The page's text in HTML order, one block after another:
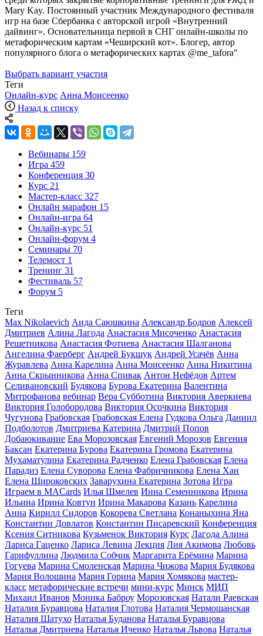
Mary Kay. Постоянный участник Международного фестиваля
игр на базе Сбербанка с авторской игрой «Внутренний
дайвинг». Основательница первой в СНГ онлайн-школы по
метафорическим картам «Чеширский кот». Блогер, автор
популярного блога о метафорических картах @me_tafora"
Выбрать вариант участия
Теги
Онлайн-курс Анна Моисеенко
Назад к списку
Вебинары 159
Игра 459
Конференция 30
Курс 21
Мастер-класс 327
Онлайн марафон 15
Онлайн-игра 64
Онлайн-курс 51
Онлайн-форум 4
Семинары 70
Телемост 1
Тренинг 31
Фестиваль 57
Форум 5
Теги
Max Nikolaevich Аида Саюшкина Александр Бодров Алексей
Дмитриев Алина Лагода Анастасия Мисоченко Анастасия
Решетникова Анастасия Фотиева Анастасия Шалганова
Ангелина Фаерберг Андрей Букшук Андрей Усачёв Анна
Журавлева Анна Карелина Анна Моисеенко Анна Никитина
Анна Скрынникова Анна Спивак Антон Нефёдов Артем
Селивановский Будякова Бурова Екатерина Валентина
Митрофанова вебинар Вера Субботина Виктория Аверкиева
Виктория Голобородова Виктория Осочкина Виктория
Чугунова Грабовская Грабовская Елена Гудкова Ольга Даниил
Подболотов Дмитриева Катерина Дмитрий Попов
Добаюкивание Ева Морозовская Евгений Морозов Евгения
Баксан Екатерина Бурова Екатерина Громова Екатерина
Мухаматулина Екатерина Радченко Елена Грабовская Елена
Парадиз Елена Суворова Елена Фабричникова Елена Хан
Елена Широковских Заварухина Екатерина Зотова Игра
Играем в MACards Илья Шмелев Инна Семенникова Ирина
Ильина Ирина Ковтун Ирина Макарова Казань Карелина
Анна Кирилл Сидоров Кокорева Светлана Конаныхина Яна
Константин Довлатов Константин Писаревский Конференция
Ксения Ситникова Кузьменок Виктория Курс Лагода Алина
Лариса Гаценко Лариса Левина Лекция Лия Акимова Любовь
Гарифуллина Людмила Собчик Маргарита Ерёмина Марина
Гогуева Марина Смоленская Марина Чижова Мария Будякова
Мария Волошина Мария Горина Мария Хомякова мастер-
класс метафорические встречи мини-курс Минск МИП
Михаил Иванов Моника Баброу Морозовская Натали Раевская
Наталия Буравцова Наталия Глотова Наталия Чермошанская
Наталия Шатухо Наталья Буданова Наталья Буравцова
Наталья Дмитриева Наталья Иченко Наталья Львова Наталья